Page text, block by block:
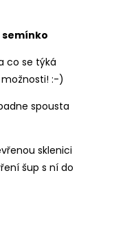
co se týká
:-)
spousta
sklenici
šup s ní do